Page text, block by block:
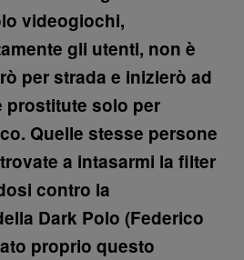
videogiochi,
gli utenti, non è
per strada e inizierò ad
prostitute solo per
Quelle stesse persone
a intasarmi la filter
contro la
Dark Polo (Federico
proprio questo